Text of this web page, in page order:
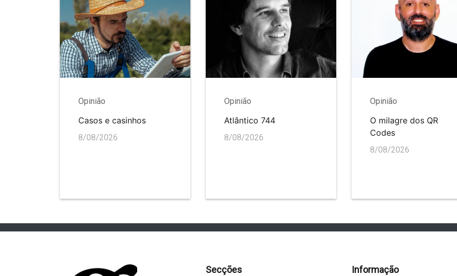
Opinião
Casos e casinhos
8/08/2026
Opinião
Atlântico 744
8/08/2026
Opinião
O milagre dos QR
Codes
8/08/2026
Secções Informação